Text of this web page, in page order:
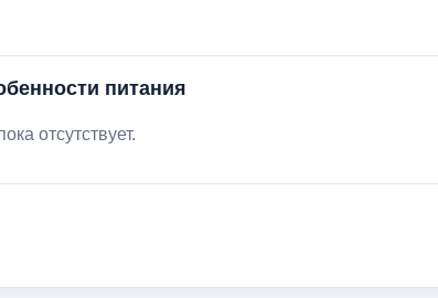
питания
отсутствует.